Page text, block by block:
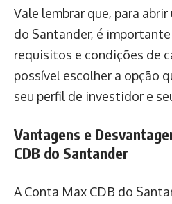
Vale lembrar que, para
do Santander, é
requisitos e condições de
possível escolher a opção
seu perfil de investidor e
Vantagens e
CDB do Santander
A Conta Max CDB do